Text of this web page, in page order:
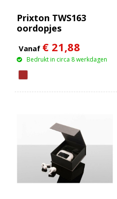
Prixton TWS163
oordopjes
Vanaf € 21,88
Bedrukt in circa 8 werkdagen